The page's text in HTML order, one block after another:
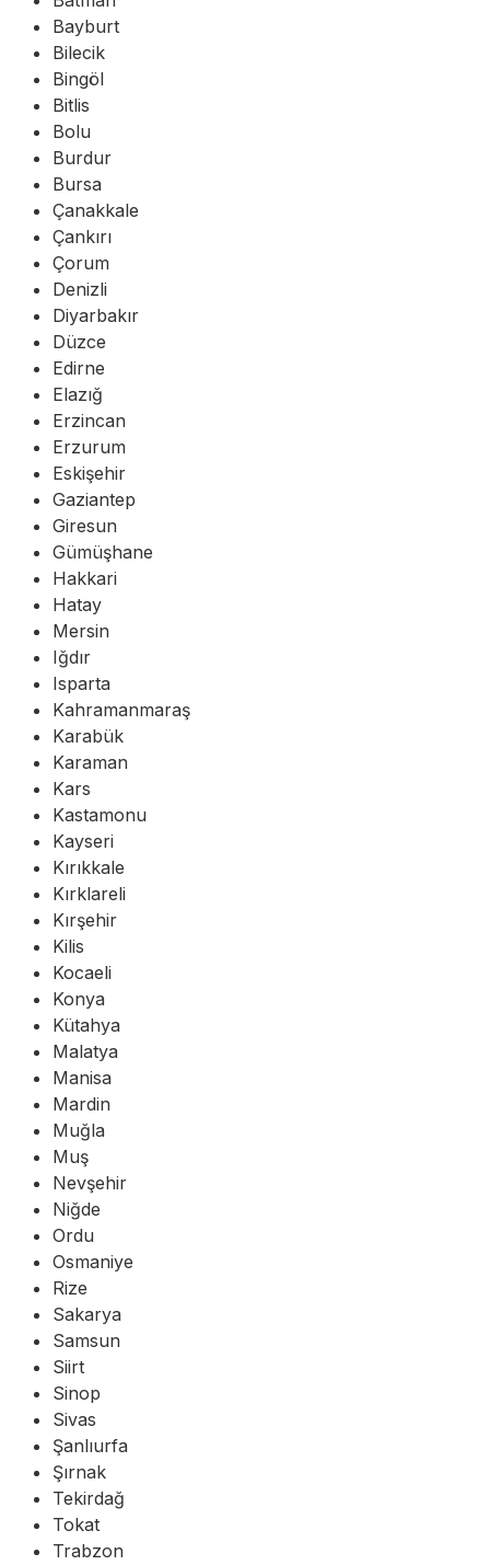
Bayburt
Bilecik
Bingöl
Bitlis
Bolu
Burdur
Bursa
Çanakkale
Çankırı
Çorum
Denizli
Diyarbakır
Düzce
Edirne
Elazığ
Erzincan
Erzurum
Eskişehir
Gaziantep
Giresun
Gümüşhane
Hakkari
Hatay
Mersin
Iğdır
Isparta
Kahramanmaraş
Karabük
Karaman
Kars
Kastamonu
Kayseri
Kırıkkale
Kırklareli
Kırşehir
Kilis
Kocaeli
Konya
Kütahya
Malatya
Manisa
Mardin
Muğla
Muş
Nevşehir
Niğde
Ordu
Osmaniye
Rize
Sakarya
Samsun
Siirt
Sinop
Sivas
Şanlıurfa
Şırnak
Tekirdağ
Tokat
Trabzon